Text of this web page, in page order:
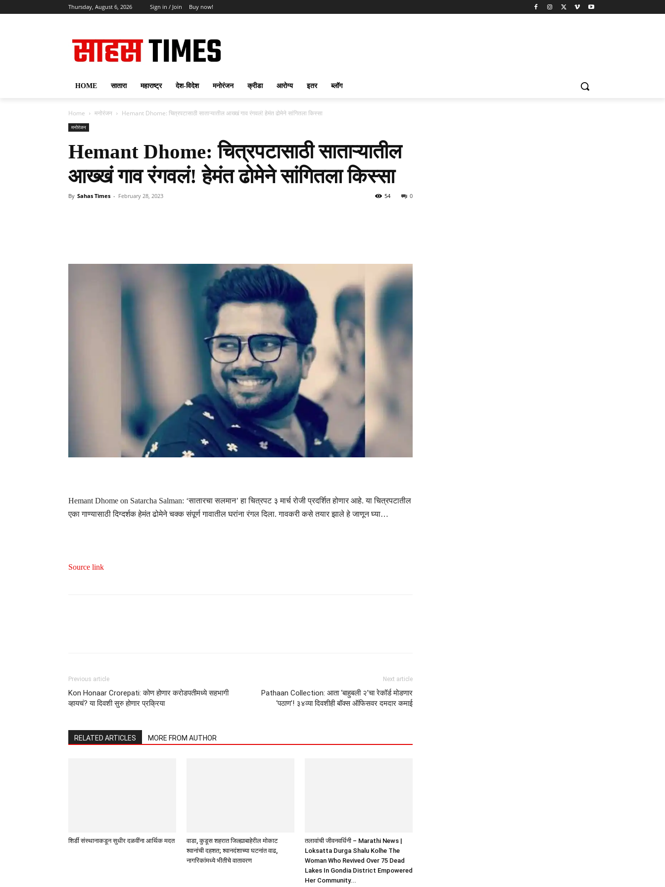
Thursday, August 6, 2026 Sign in / Join Buy now!
HOME सातारा महाराष्ट्र देश-विदेश मनोरंजन क्रीडा आरोग्य इतर ब्लॉग
Home मनोरंजन Hemant Dhome: चित्रपटासाठी साताऱ्यातील आख्खं गाव रंगवलं! हेमंत ढोमेने सांगितला किस्सा
मनोरंजन
Hemant Dhome: चित्रपटासाठी साताऱ्यातील
आख्खं गाव रंगवलं! हेमंत ढोमेने सांगितला किस्सा
By Sahas Times - February 28, 2023 0
54
Hemant Dhome on Satarcha Salman: ‘सातारचा सलमान’ हा चित्रपट ३ मार्च रोजी प्रदर्शित होणार आहे. या चित्रपटातील
एका गाण्यासाठी दिग्दर्शक हेमंत ढोमेने चक्क संपूर्ण गावातील घरांना रंगल दिला. गावकरी कसे तयार झाले हे जाणून घ्या…
Source link
Previous article
Kon Honaar Crorepati: कोण होणार करोडपतीमध्ये सहभागी
व्हायचं? या दिवशी सुरु होणार प्रक्रिया
Next article
Pathaan Collection: आता ‘बाहुबली २’चा रेकॉर्ड मोडणार
‘पठाण’! ३४व्या दिवशीही बॉक्स ऑफिसवर दमदार कमाई
RELATED ARTICLES MORE FROM AUTHOR
शिर्डी संस्थानाकडून सुधीर दळवींना आर्थिक मदत
वाडा, कुडूस शहरात जिल्ह्याबाहेरील मोकाट
श्वानांची दहशत; श्वानदंशाच्या घटनांत वाढ,
नागरिकांमध्ये भीतीचे वातावरण
तलावांची जीवनवर्धिनी – Marathi News |
Loksatta Durga Shalu Kolhe The
Woman Who Revived Over 75 Dead
Lakes In Gondia District Empowered
Her Community...